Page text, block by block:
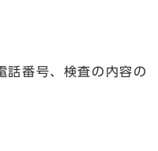
話番号、検査の内容の